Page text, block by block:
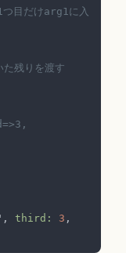
目だけarg1に入
third: 3